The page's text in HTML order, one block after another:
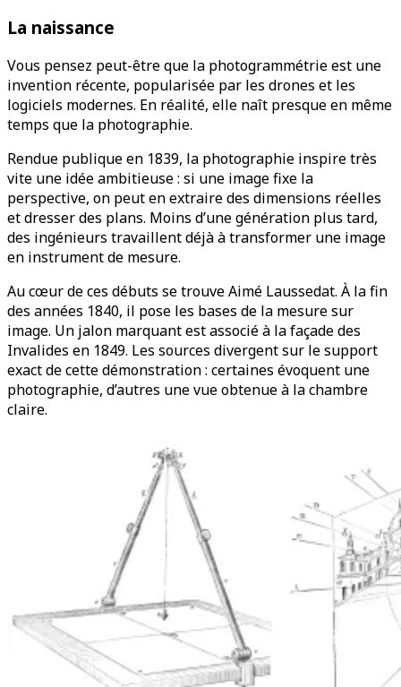
La naissance
Vous pensez peut-être que la photogrammétrie est une
invention récente, popularisée par les drones et les
logiciels modernes. En réalité, elle naît presque en même
temps que la photographie.
Rendue publique en 1839, la photographie inspire très
vite une idée ambitieuse : si une image fixe la
perspective, on peut en extraire des dimensions réelles
et dresser des plans. Moins d’une génération plus tard,
des ingénieurs travaillent déjà à transformer une image
en instrument de mesure.
Au cœur de ces débuts se trouve Aimé Laussedat. À la fin
des années 1840, il pose les bases de la mesure sur
image. Un jalon marquant est associé à la façade des
Invalides en 1849. Les sources divergent sur le support
exact de cette démonstration : certaines évoquent une
photographie, d’autres une vue obtenue à la chambre
claire.